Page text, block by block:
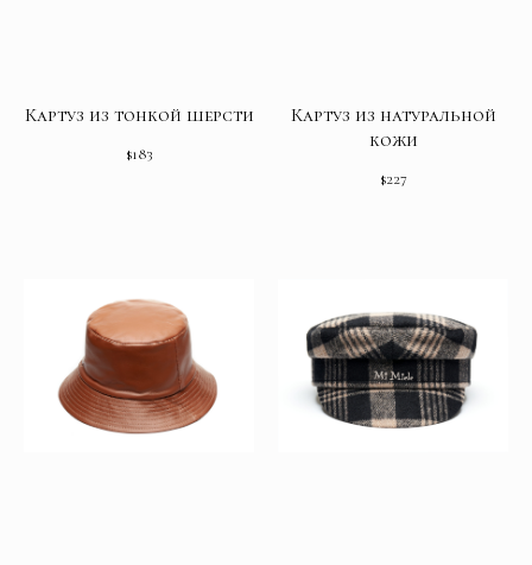
Картуз из тонкой шерсти
$183
Картуз из натуральной
кожи
$227